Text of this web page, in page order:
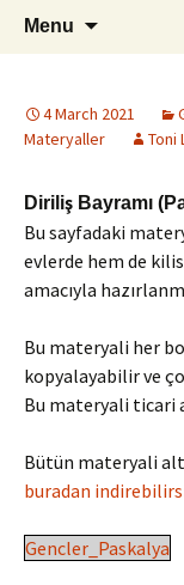
SkipILC
Menu
4 March 2021
Materyaller
Toni
Diriliş Bayramı
Bu sayfadaki
evlerde hem de
amacıyla
Bu materyali her
kopyalayabilir ve
Bu materyali ticari
Bütün materyali
buradan
Gencler_Paskalya